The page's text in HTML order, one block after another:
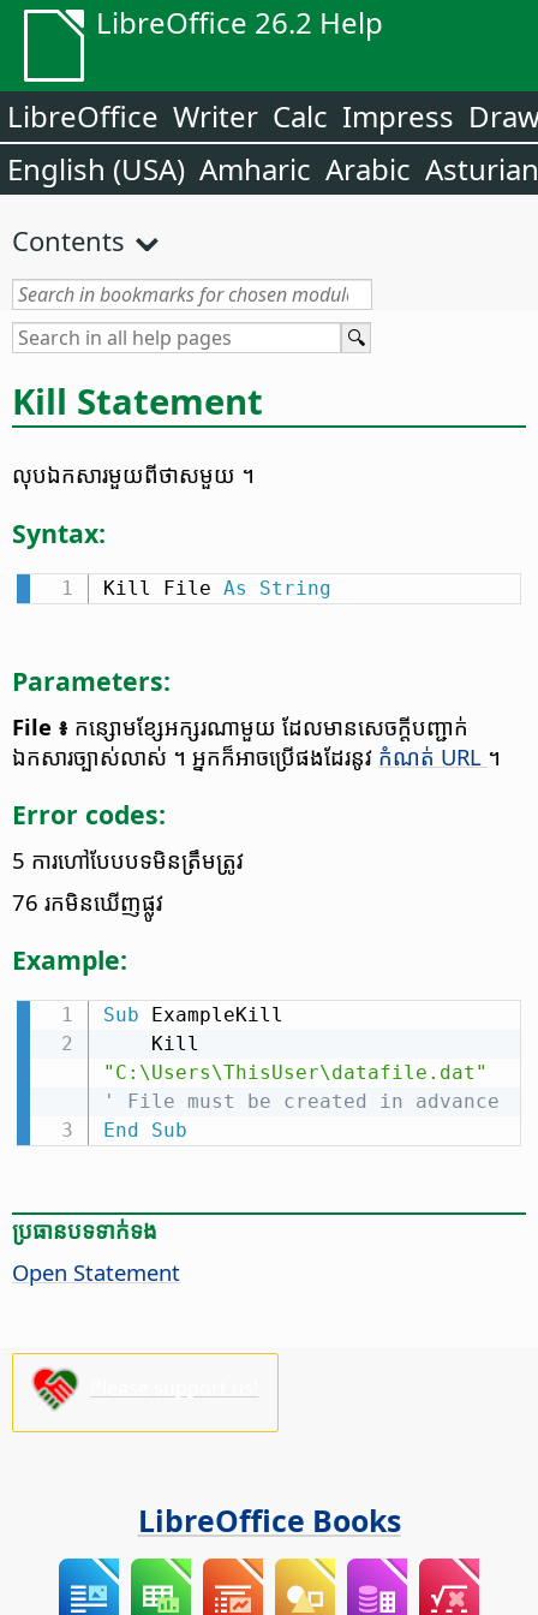
LibreOffice 26.2 Help
LibreOffice Writer Calc Impress
English (USA) Amharic Arabic Asturian
Contents
Kill Statement
លុប​ឯកសារ​មួយ​ពី​ថាស​មួយ ។
Syntax:
Kill File As String
Parameters:
File ៖ កន្សោម​ខ្សែ​អក្សរ​ណា​មួយ ដែល​មាន​សេចក្តី​បញ្ជាក់​
ឯកសារ​ច្បាស់​លាស់ ។ អ្នក​ក៏​អាច​ប្រើ​ផងដែរ​នូវ​ កំណត់ URL ។
Error codes:
5 ការ​ហៅ​បែបបទ​មិន​ត្រឹមត្រូវ
76 រក​មិន​ឃើញ​ផ្លូវ
Example:
Sub ExampleKill
"C:\Users\ThisUser\datafile.dat"
' File must be created in advance
End
Sub
ប្រធានបទ​ទាក់ទង
Open Statement
LibreOffice Books